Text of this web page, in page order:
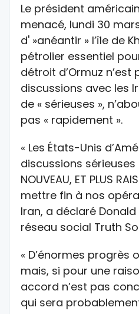
Le président
menacé, lundi 30
d' »anéantir » l’île de
pétrolier essentiel
détroit d’Ormuz
discussions avec les
de « sérieuses »,
pas « rapidement ».
« Les États-Unis
discussions sérieuses
NOUVEAU, ET PLUS
mettre fin à nos
Iran, a déclaré
réseau social Truth
« D’énormes progrès
mais, si pour une
accord n’est pas
qui sera